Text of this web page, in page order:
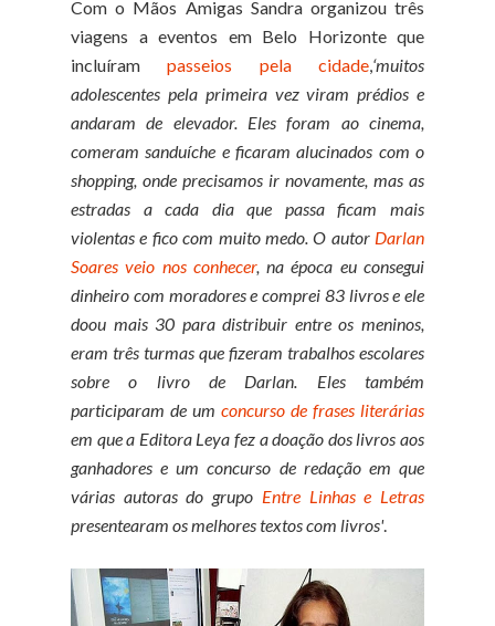
Com o Mãos Amigas Sandra organizou três
viagens a eventos em Belo Horizonte que
incluírampasseios pela cidade,‘muitos
adolescentes pela primeira vez viram prédios e
andaram de elevador. Eles foram ao cinema,
comeram sanduíche e ficaram alucinados com o
shopping, onde precisamos ir novamente, mas as
estradas a cada dia que passa ficam mais
violentas e fico com muito medo. O autor Darlan
Soares veio nos conhecer, na época eu consegui
dinheiro com moradores e comprei 83 livros e ele
doou mais 30 para distribuir entre os meninos,
eram três turmas que fizeram trabalhos escolares
sobre o livro de Darlan. Eles também
participaram de um concurso de frases literárias
em que a Editora Leya fez a doação dos livros aos
ganhadores e um concurso de redação em que
várias autoras do grupo Entre Linhas e Letras
presentearam os melhores textos com livros'.